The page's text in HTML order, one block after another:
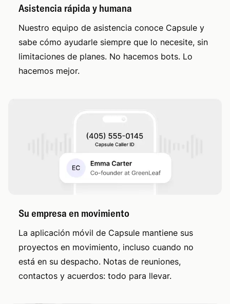
Asistencia rápida y humana
Nuestro equipo de asistencia conoce Capsule y
sabe cómo ayudarle siempre que lo necesite, sin
limitaciones de planes. No hacemos bots. Lo
hacemos mejor.
Su empresa en movimiento
La aplicación móvil de Capsule mantiene sus
proyectos en movimiento, incluso cuando no
está en su despacho. Notas de reuniones,
contactos y acuerdos: todo para llevar.